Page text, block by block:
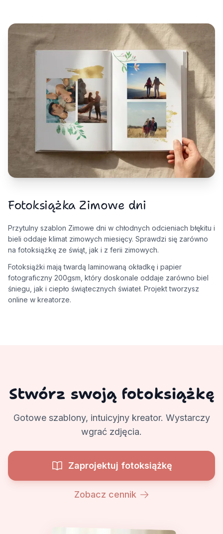
Fotoksiążka Zimowe dni
Przytulny szablon Zimowe dni w chłodnych odcieniach błękitu i
bieli oddaje klimat zimowych miesięcy. Sprawdzi się zarówno
na fotoksiążkę ze świąt, jak i z ferii zimowych.
Fotoksiążki mają twardą laminowaną okładkę i papier
fotograficzny 200gsm, który doskonale oddaje zarówno biel
śniegu, jak i ciepło świątecznych świateł. Projekt tworzysz
online w kreatorze.
Stwórz swoją fotoksiążkę
Gotowe szablony, intuicyjny kreator. Wystarczy
wgrać zdjęcia.
Zaprojektuj fotoksiążkę
Zobacz cennik